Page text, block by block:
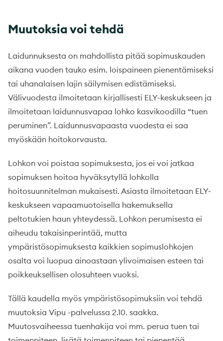
Muutoksia voi tehdä
Laidunnuksesta on mahdollista pitää sopimuskauden
aikana vuoden tauko esim. loispaineen pienentämiseksi
tai uhanalaisen lajin säilymisen edistämiseksi.
Välivuodesta ilmoitetaan kirjallisesti ELY-keskukseen ja
ilmoitetaan laidunnusvapaa lohko kasvikoodilla “tuen
peruminen”. Laidunnusvapaasta vuodesta ei saa
myöskään hoitokorvausta.
Lohkon voi poistaa sopimuksesta, jos ei voi jatkaa
sopimuksen hoitoa hyväksytyllä lohkolla
hoitosuunnitelman mukaisesti. Asiasta ilmoitetaan ELY-
keskukseen vapaamuotoisella hakemuksella
peltotukien haun yhteydessä. Lohkon perumisesta ei
aiheudu takaisinperintää, mutta
ympäristösopimuksesta kaikkien sopimuslohkojen
osalta voi luopua ainoastaan ylivoimaisen esteen tai
poikkeuksellisen olosuhteen vuoksi.
Tällä kaudella myös ympäristösopimuksiin voi tehdä
muutoksia Vipu -palvelussa 2.10. saakka.
Muutosvaiheessa tuenhakija voi mm. perua tuen tai